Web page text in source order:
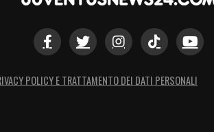
POLICY E TRATTAMENTO DEI DATI PERSONALI